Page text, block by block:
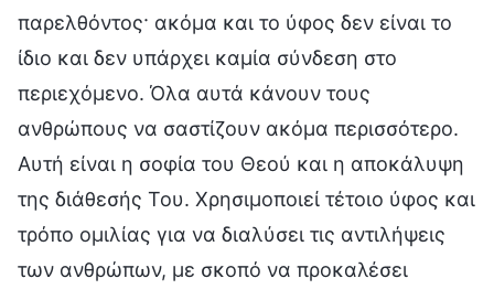
παρελθόντος· ακόμα και το ύφος δεν είναι το
ίδιο και δεν υπάρχει καμία σύνδεση στο
περιεχόμενο. Όλα αυτά κάνουν τους
ανθρώπους να σαστίζουν ακόμα περισσότερο.
Αυτή είναι η σοφία του Θεού και η αποκάλυψη
της διάθεσής Του. Χρησιμοποιεί τέτοιο ύφος και
τρόπο ομιλίας για να διαλύσει τις αντιλήψεις
των ανθρώπων, με σκοπό να προκαλέσει